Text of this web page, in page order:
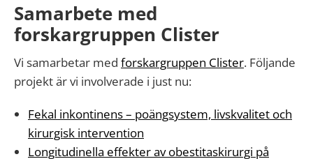
Samarbete med
forskargruppen Clister
Vi samarbetar med forskargruppen Clister. Följande
projekt är vi involverade i just nu:
Fekal inkontinens – poängsystem, livskvalitet och
kirurgisk intervention
Longitudinella effekter av obestitaskirurgi på